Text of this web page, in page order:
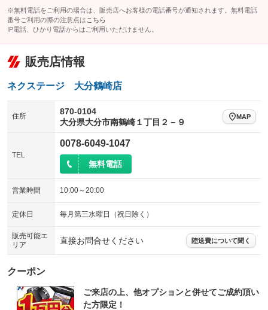
※無料電話をご利用の場合は、販売店へお客様の電話番号が通知されます。無料電話
番号ご利用の際の注意点は こちら
IP電話、ひかり電話からはご利用いただけません。
販売店情報
ネクステージ 大分鶴崎店
住所
870-0104
大分県大分市南鶴崎１丁目２－９
MAP
TEL
0078-6049-1047
無料電話
営業時間 10:00～20:00
定休日 毎月第三水曜日（祝日除く）
販売可能エ
リア
直接お問合せください 陸送費について聞く
クーポン
ご来店の上、他オプションと併せてご成約頂い
た方限定！